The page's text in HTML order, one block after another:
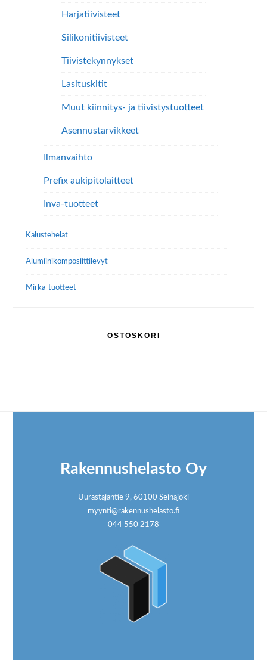
Harjatiivisteet
Silikonitiivisteet
Tiivistekynnykset
Lasituskitit
Muut kiinnitys- ja tiivistystuotteet
Asennustarvikkeet
Ilmanvaihto
Prefix aukipitolaitteet
Inva-tuotteet
Kalustehelat
Alumiini­komposiitti­levyt
Mirka-tuotteet
OSTOSKORI
Rakennushelasto Oy
Uurastajantie 9, 60100 Seinäjoki
myynti@rakennushelasto.fi
044 550 2178